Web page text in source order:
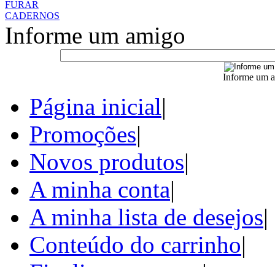
Informe um amigo
Informe um
Página inicial|
Promoções|
Novos produtos|
A minha conta|
A minha lista de desejos|
Conteúdo do carrinho|